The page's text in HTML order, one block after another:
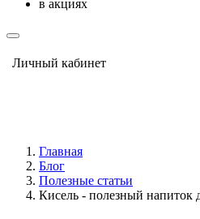
в акциях
Личный кабинет
Главная
Блог
Полезные статьи
Кисель - полезный напиток